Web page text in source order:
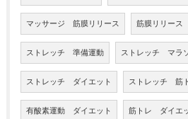
マッサージ 筋膜リリース 筋膜リリース
ストレッチ 準備運動 ストレッチ マラ
ストレッチ ダイエット ストレッチ 筋
有酸素運動 ダイエット 筋トレ ダイエ